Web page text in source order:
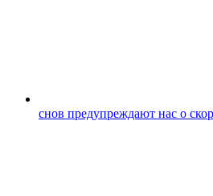
снов предупреждают нас о